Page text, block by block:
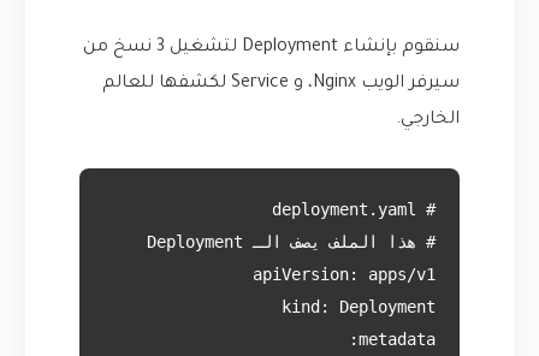
سنقوم بإنشاء Deployment لتشغيل 3 نسخ من
سيرفر الويب Nginx، و Service لكشفها للعالم
الخارجي.